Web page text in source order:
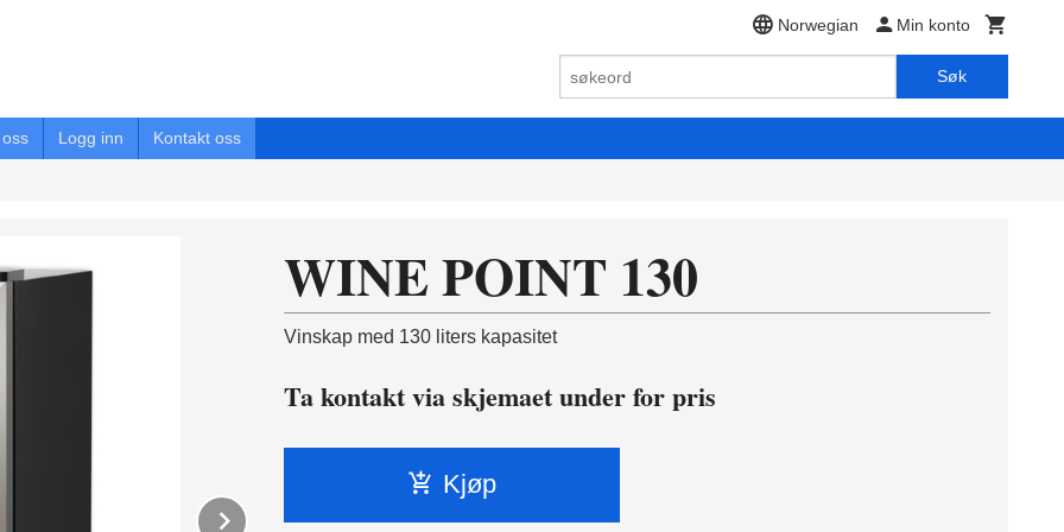
Norwegian Min konto
Søk
Logg inn Kontakt oss
Next
WINE POINT 130
Vinskap med 130 liters kapasitet
Ta kontakt via skjemaet under for pris
Kjøp